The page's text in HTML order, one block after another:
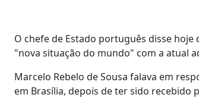
O chefe de Estado português disse
"nova situação do mundo" com a atual
Marcelo Rebelo de Sousa falava em
em Brasília, depois de ter sido recebido